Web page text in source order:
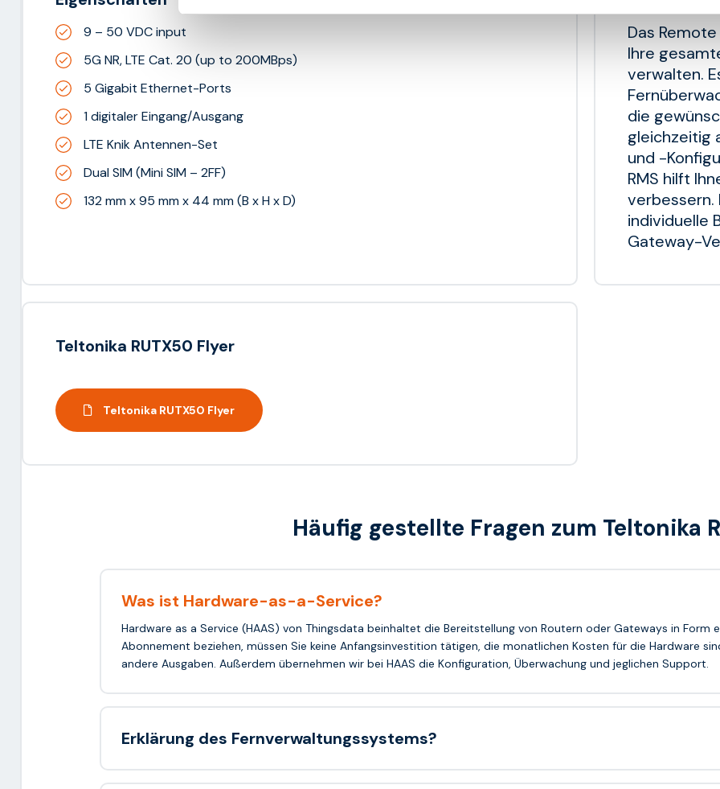
9 – 50 VDC input
5G NR, LTE Cat. 20 (up to 200MBps)
5 Gigabit Ethernet-Ports
1 digitaler Eingang/Ausgang
LTE Knik Antennen-Set
Dual SIM (Mini SIM – 2FF)
132 mm x 95 mm x 44 mm (B x H x D)
Das
Ihre
verwalten.
die
gleichzeitig
und -
RMS hilft
verbessern.
individuelle
Gateway-
Teltonika RUTX50 Flyer
Teltonika RUTX50 Flyer
Häufig gestellte Fragen zum Teltonika
Was ist Hardware-as-a-Service?
Hardware as a Service (HAAS) von Thingsdata beinhaltet die Bereitstellung von Routern oder Gateways in Form
Abonnement beziehen, müssen Sie keine Anfangsinvestition tätigen, die monatlichen Kosten für die Hardware
andere Ausgaben. Außerdem übernehmen wir bei HAAS die Konfiguration, Überwachung und jeglichen Support.
Erklärung des Fernverwaltungssystems?